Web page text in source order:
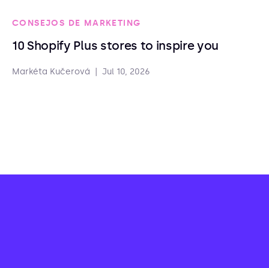
CONSEJOS DE MARKETING
10 Shopify Plus stores to inspire you
Markéta Kučerová Jul 10, 2026